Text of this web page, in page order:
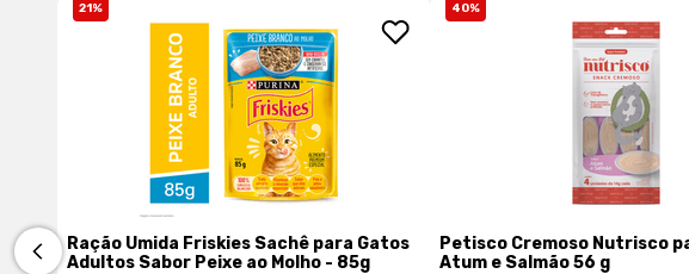
21%
Ração Úmida Friskies Sachê para Gatos
Adultos Sabor Peixe ao Molho - 85g
40%
Petisco Cremoso Nutrisco
Atum e Salmão 56 g